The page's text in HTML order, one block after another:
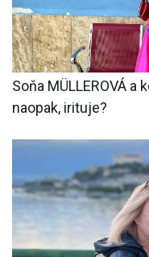
Soňa MÜLLEROVÁ a
naopak, irituje?